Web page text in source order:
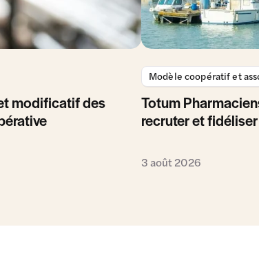
modificatif des
Modèle coopératif et
Totum
recruter et fidéliser
3 août 2026